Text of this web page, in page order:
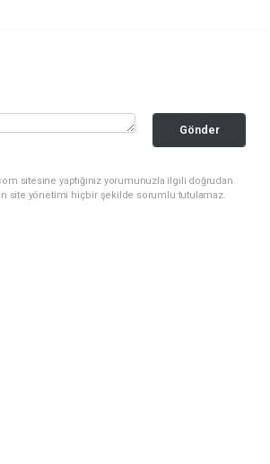
Gönder
sitesine yaptığınız yorumunuzla ilgili doğrudan
site yönetimi hiçbir şekilde sorumlu tutulamaz.